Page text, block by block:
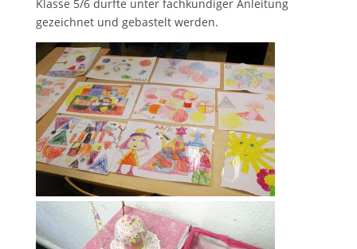
Klasse 5/6 durfte unter fachkundiger Anleitung
gezeichnet und gebastelt werden.